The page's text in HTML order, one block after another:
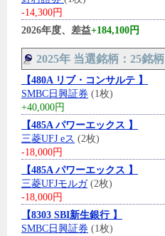
-14,300円
2026年度、差益+184,100円
2025年 当選銘柄：25銘柄
【480A リブ・コンサルテ 】
SMBC日興証券 (1枚)
+40,000円
【485A パワーエックス 】
三菱UFJ eス (2枚)
-18,000円
【485A パワーエックス 】
三菱UFJモルガ(2枚)
-18,000円
【8303 SBI新生銀行 】
SMBC日興証券 (1枚)